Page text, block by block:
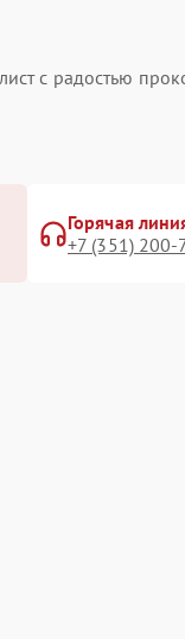
с радостью
Горячая
+7 (351) 200-